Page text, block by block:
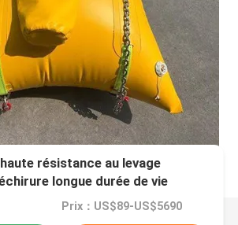
résistance au levage
longue durée de vie
Prix：US$89-US$5690